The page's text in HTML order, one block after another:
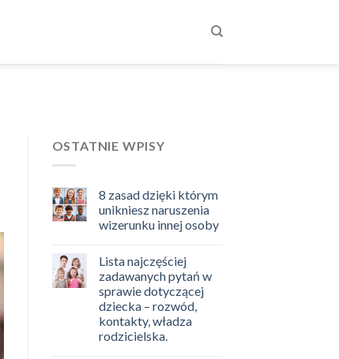
OSTATNIE WPISY
8 zasad dzięki którym
unikniesz naruszenia
wizerunku innej osoby
Lista najczęściej
zadawanych pytań w
sprawie dotyczącej
dziecka – rozwód,
kontakty, władza
rodzicielska.